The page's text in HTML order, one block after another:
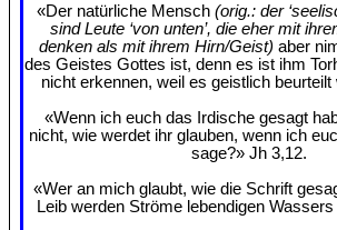
«Der natürliche Mensch (orig.: der
sind Leute ‘von unten’, die eher mit
denken als mit ihrem Hirn/Geist) aber
des Geistes Gottes ist, denn es ist ihm
nicht erkennen, weil es geistlich beurteilt
«Wenn ich euch das Irdische gesagt
nicht, wie werdet ihr glauben, wenn ich
sage?» Jh 3,12.
«Wer an mich glaubt, wie die Schrift
Leib werden Ströme lebendigen